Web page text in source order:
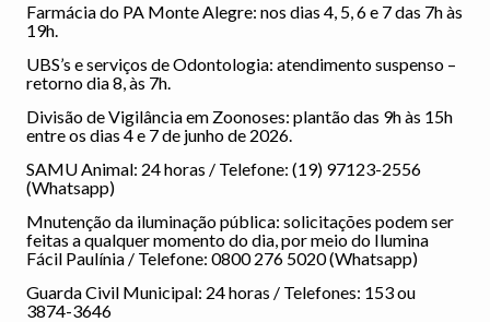
Farmácia do PA Monte Alegre: nos dias 4, 5, 6 e 7 das 7h às
19h.
UBS’s e serviços de Odontologia: atendimento suspenso –
retorno dia 8, às 7h.
Divisão de Vigilância em Zoonoses: plantão das 9h às 15h
entre os dias 4 e 7 de junho de 2026.
SAMU Animal: 24 horas / Telefone: (19) 97123-2556
(Whatsapp)
Mnutenção da iluminação pública: solicitações podem ser
feitas a qualquer momento do dia, por meio do Ilumina
Fácil Paulínia / Telefone: 0800 276 5020 (Whatsapp)
Guarda Civil Municipal: 24 horas / Telefones: 153 ou
3874-3646